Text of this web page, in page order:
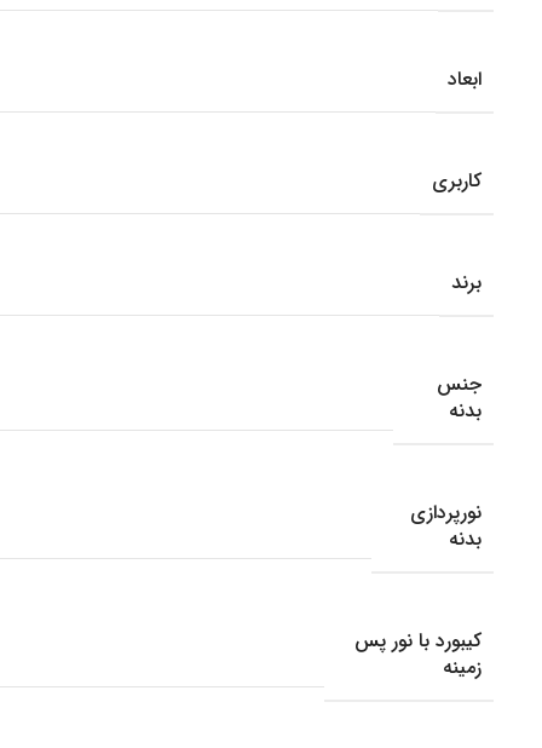
ابعاد
کاربری
برند
جنس
بدنه
نورپردازی
بدنه
کیبورد با نور پس
زمینه